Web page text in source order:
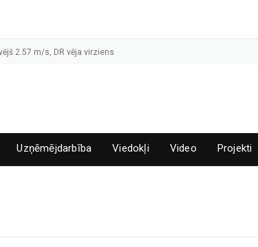
2.57 m/s, DR vēja virziens
Uzņēmējdarbība Viedokļi Video Projekti